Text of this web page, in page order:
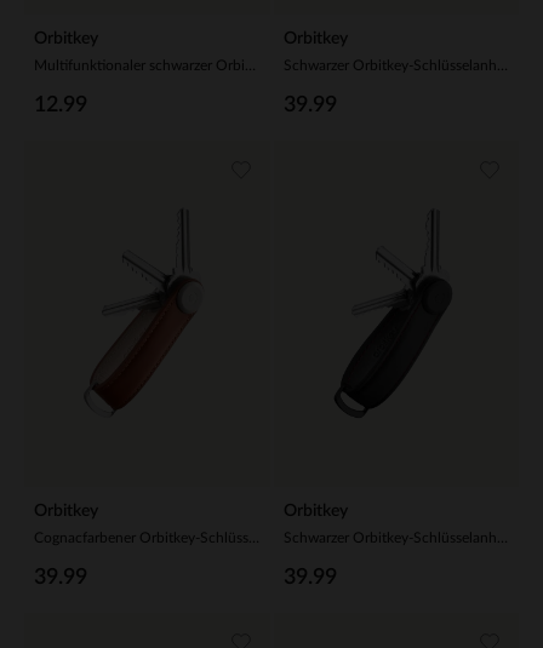
Orbitkey
12.99
Orbitkey
39.99
Orbitkey
39.99
Orbitkey
39.99